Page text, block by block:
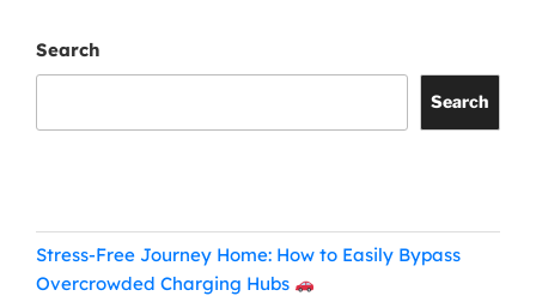
Search
Search
Stress-Free Journey Home: How to Easily Bypass
Overcrowded Charging Hubs